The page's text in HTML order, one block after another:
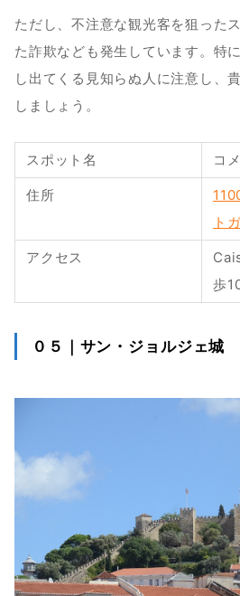
ただし、不注意な観光客を狙った
た詐欺なども発生しています。特
し出てくる見知らぬ人に注意し、
しましょう。
スポット名 コ
住所
ト
アクセス
歩
０５｜サン・ジョルジェ城